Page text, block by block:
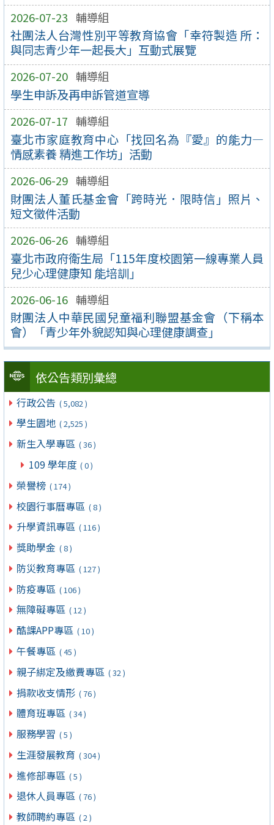
2026-07-23 輔導組
社團法人台灣性別平等教育協會「幸符製造 所：
與同志青少年一起長大」互動式展覽
2026-07-20 輔導組
學生申訴及再申訴管道宣導
2026-07-17 輔導組
臺北市家庭教育中心「找回名為『愛』的能力—
情感素養 精進工作坊」活動
2026-06-29 輔導組
財團法人董氏基金會「跨時光．限時信」照片、
短文徵件活動
2026-06-26 輔導組
臺北市政府衛生局「115年度校園第一線專業人員
兒少心理健康知 能培訓」
2026-06-16 輔導組
財團法人中華民國兒童福利聯盟基金會（下稱本
會）「青少年外貌認知與心理健康調查」
依公告類別彙總
行政公告 ( 5,082 )
學生園地 ( 2,525 )
新生入學專區 ( 36 )
109 學年度 ( 0 )
榮譽榜 ( 174 )
校園行事曆專區 ( 8 )
升學資訊專區 ( 116 )
獎助學金 ( 8 )
防災教育專區 ( 127 )
防疫專區 ( 106 )
無障礙專區 ( 12 )
酷課APP專區 ( 10 )
午餐專區 ( 45 )
親子綁定及繳費專區 ( 32 )
捐款收支情形 ( 76 )
體育班專區 ( 34 )
服務學習 ( 5 )
生涯發展教育 ( 304 )
進修部專區 ( 5 )
退休人員專區 ( 76 )
教師聘約專區 ( 2 )